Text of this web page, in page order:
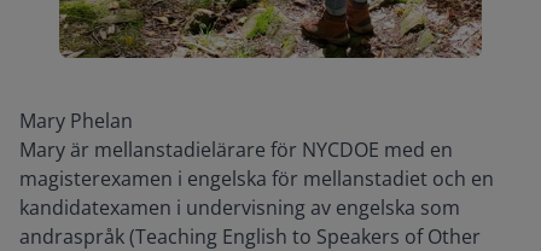
Mary Phelan
Mary är mellanstadielärare för NYCDOE med en
magisterexamen i engelska för mellanstadiet och en
kandidatexamen i undervisning av engelska som
andraspråk (Teaching English to Speakers of Other